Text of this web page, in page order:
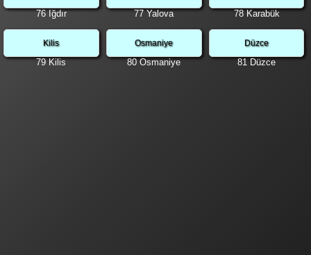
76 Iğdır 77 Yalova 78 Karabük
Kilis
79 Kilis
Osmaniye
80 Osmaniye
Düzce
81 Düzce